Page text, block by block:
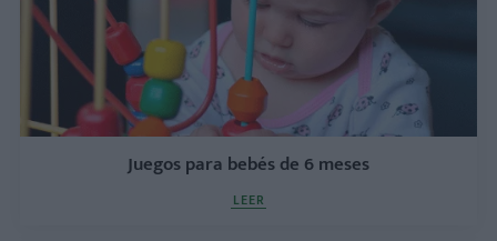
Juegos para bebés de 6 meses
LEER